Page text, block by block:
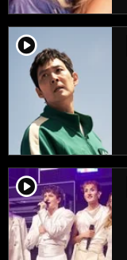
player2
player2